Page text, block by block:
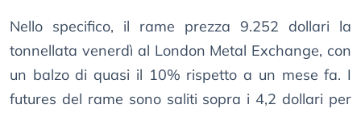
Nello specifico, il rame prezza 9.252 dollari la
tonnellata venerdì al London Metal Exchange, con
un balzo di quasi il 10% rispetto a un mese fa. I
futures del rame sono saliti sopra i 4,2 dollari per